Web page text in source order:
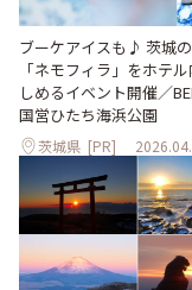
ブーケアイスも♪ 茨城
「ネモフィラ」をホテ
しめるイベント開催／
国営ひたち海浜公園
茨城県 [PR]